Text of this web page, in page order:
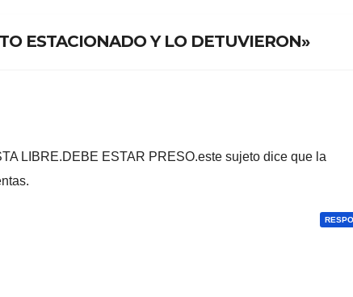
ESTACIONADO Y LO DETUVIERON»
LIBRE.DEBE ESTAR PRESO.este sujeto dice que la